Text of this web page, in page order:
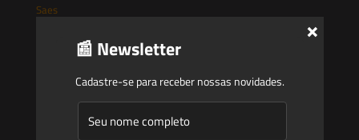
Saes
Início
Quem Somos
Atuação
📰 Newsletter
Cadastre-se para receber nossas novidades.
×